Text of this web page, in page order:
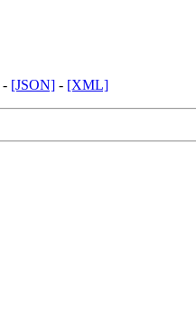
- [JSON] - [XML]